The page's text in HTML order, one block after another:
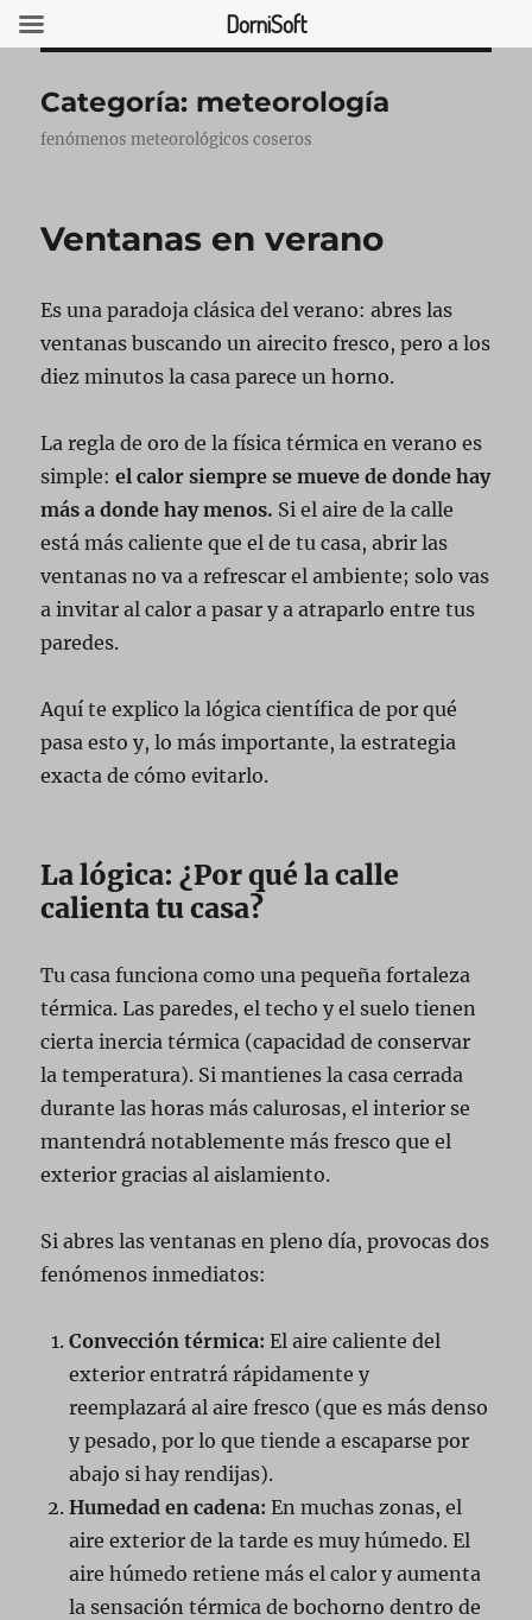
Categoría: meteorología
fenómenos meteorológicos coseros
Ventanas en verano
Es una paradoja clásica del verano: abres las
ventanas buscando un airecito fresco, pero a los
diez minutos la casa parece un horno.
La regla de oro de la física térmica en verano es
simple:el calor siempre se mueve de donde hay
más a donde hay menos. Si el aire de la calle
está más caliente que el de tu casa, abrir las
ventanas no va a refrescar el ambiente; solo vas
a invitar al calor a pasar y a atraparlo entre tus
paredes.
Aquí te explico la lógica científica de por qué
pasa esto y, lo más importante, la estrategia
exacta de cómo evitarlo.
La lógica: ¿Por qué la calle
calienta tu casa?
Tu casa funciona como una pequeña fortaleza
térmica. Las paredes, el techo y el suelo tienen
cierta inercia térmica (capacidad de conservar
la temperatura). Si mantienes la casa cerrada
durante las horas más calurosas, el interior se
mantendrá notablemente más fresco que el
exterior gracias al aislamiento.
Si abres las ventanas en pleno día, provocas dos
fenómenos inmediatos:
Convección térmica: El aire caliente del
exterior entratrá rápidamente y
reemplazará al aire fresco (que es más denso
y pesado, por lo que tiende a escaparse por
abajo si hay rendijas).
Humedad en cadena: En muchas zonas, el
aire exterior de la tarde es muy húmedo. El
aire húmedo retiene más el calor y aumenta
la sensación térmica de bochorno dentro de
DorniSoft